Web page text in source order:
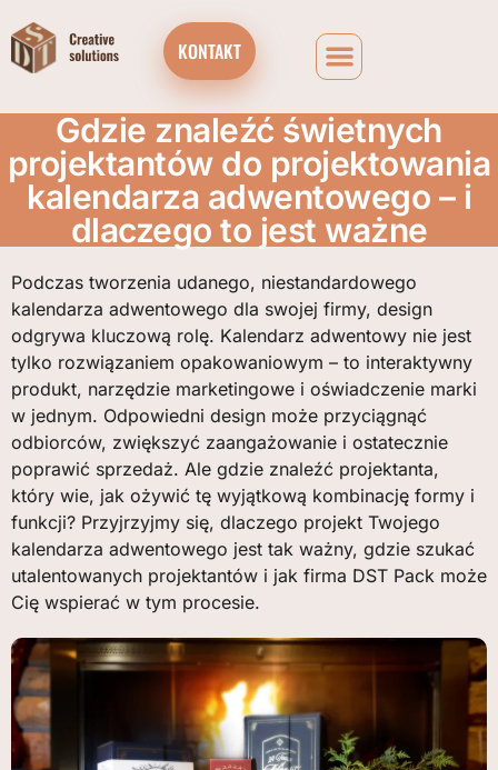
KONTAKT
Gdzie znaleźć świetnych
projektantów do projektowania
kalendarza adwentowego – i
dlaczego to jest ważne
Podczas tworzenia udanego, niestandardowego
kalendarza adwentowego dla swojej firmy, design
odgrywa kluczową rolę. Kalendarz adwentowy nie jest
tylko rozwiązaniem opakowaniowym – to interaktywny
produkt, narzędzie marketingowe i oświadczenie marki
w jednym. Odpowiedni design może przyciągnąć
odbiorców, zwiększyć zaangażowanie i ostatecznie
poprawić sprzedaż. Ale gdzie znaleźć projektanta,
który wie, jak ożywić tę wyjątkową kombinację formy i
funkcji? Przyjrzyjmy się, dlaczego projekt Twojego
kalendarza adwentowego jest tak ważny, gdzie szukać
utalentowanych projektantów i jak firma DST Pack może
Cię wspierać w tym procesie.